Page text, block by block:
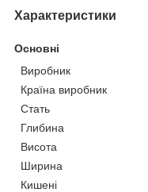
Характеристики
Основні
Виробник
Країна виробник
Стать
Глибина
Висота
Ширина
Кишені